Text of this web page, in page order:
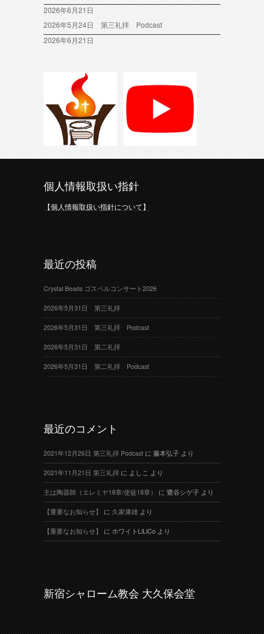
2026年6月21日
2026年5月24日 第三礼拝 Podcast
2026年6月21日
個人情報取扱い指針
【個人情報取扱い指針について】
最近の投稿
Crystal Beads ゴスペルコンサート2026
2026年5月31日 第三礼拝
2026年5月31日 第三礼拝 Podcast
2026年5月31日 第二礼拝
2026年5月31日 第二礼拝 Podcast
最近のコメント
2021年12月26日 第三礼拝 Podcastに藤本弘子より
2021年11月21日 第三礼拝によしこより
主は陶器師（エレミヤ18章/使徒18章）に鷺谷シゲ子より
【重要なお知らせ】に久家康雄より
【重要なお知らせ】にホワイトLiLiCoより
新宿シャローム教会 大久保会堂